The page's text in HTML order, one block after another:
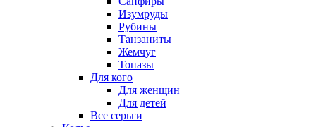
Изумруды
Рубины
Танзаниты
Жемчуг
Топазы
Для кого
Для женщин
Для детей
Все серьги